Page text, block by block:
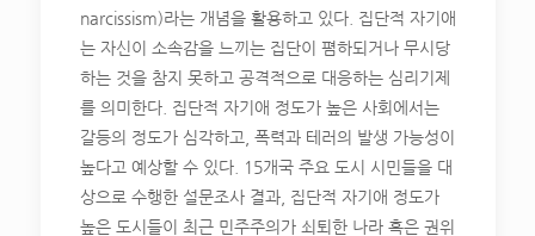
narcissism)라는 개념을 활용하고 있다. 집단적 자기애
는 자신이 소속감을 느끼는 집단이 폄하되거나 무시당
하는 것을 참지 못하고 공격적으로 대응하는 심리기제
를 의미한다. 집단적 자기애 정도가 높은 사회에서는
갈등의 정도가 심각하고, 폭력과 테러의 발생 가능성이
높다고 예상할 수 있다. 15개국 주요 도시 시민들을 대
상으로 수행한 설문조사 결과, 집단적 자기애 정도가
높은 도시들이 최근 민주주의가 쇠퇴한 나라 혹은 권위